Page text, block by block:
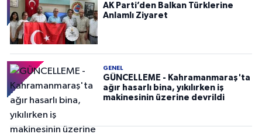
AK Parti’den Balkan Türklerine
Anlamlı Ziyaret
GENEL
GÜNCELLEME - Kahramanmaraş'ta
ağır hasarlı bina, yıkılırken iş
makinesinin üzerine devrildi